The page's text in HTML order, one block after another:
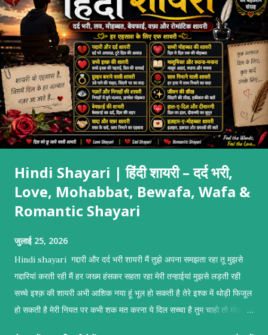
Hindi Shayari | हिंदी शायरी – दर्द भरी,
Love, Mohabbat, Bewafa, Wafa &
Romantic Shayari
जुलाई 25, 2026
Hindi shayari गद्दारी और दर्द भरी शायरी मैं तुझे अपना समझता रहा तू मुझसे
गद्दारियां करती रही मैं हर जख्म हंसकर सहता रहा मेरी तन्हाईयां मुझसे लड़ती रही
सच्चे इश्क़ की शायरी अभी आशिक नया हूं भूल हो सकती है तेरे इश्क में थोड़ी फिजूल
हो सकती है मेरी नियत पर कभी शक मत करना ये दिल सच्चा है तुम चाहो तो मोहब्बत